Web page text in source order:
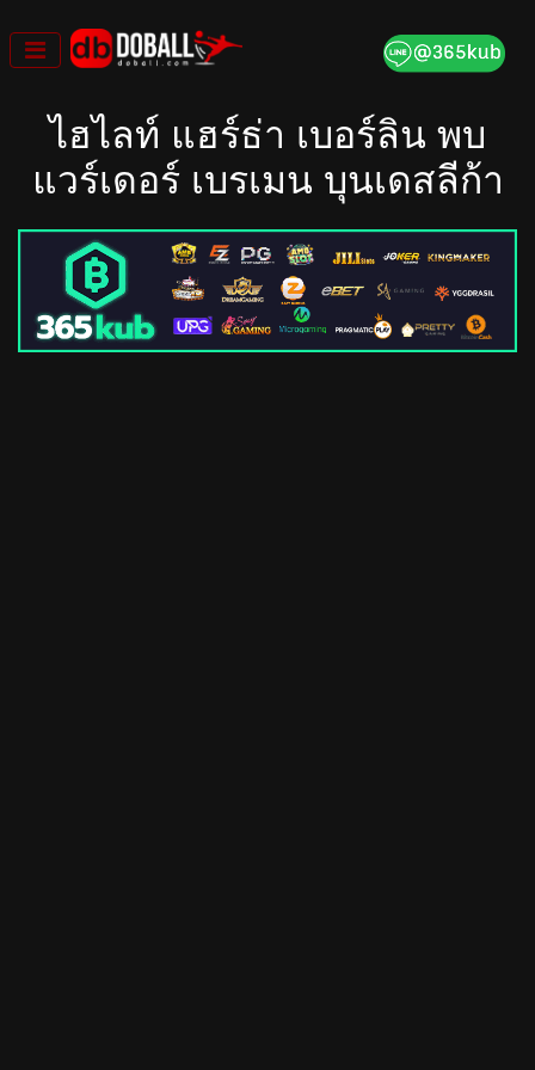
to
content
ไฮไลท์ แฮร์ธ่า เบอร์ลิน พบ
แวร์เดอร์ เบรเมน บุนเดสลีก้า